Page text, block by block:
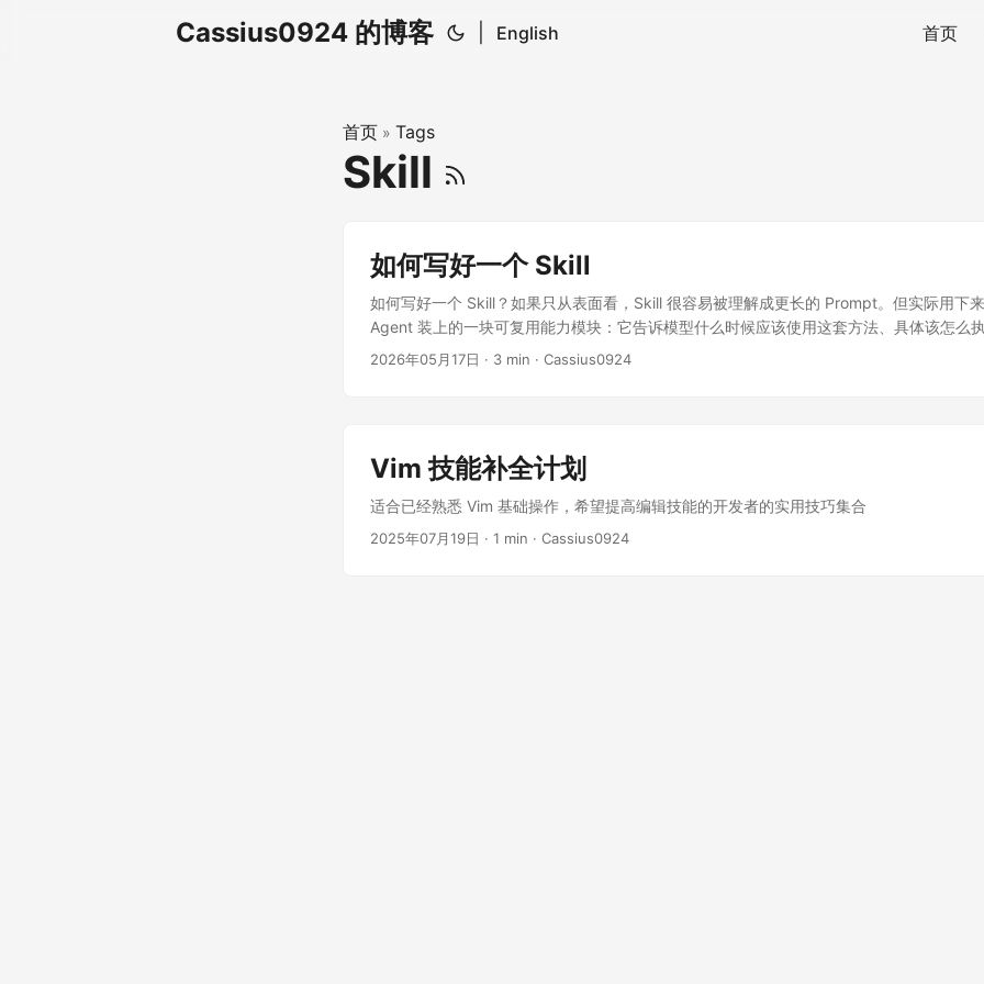
Cassius0924 的博客 English 首页
首页 » Tags
Skill
如何写好一个 Skill
如何写好一个 Skill？如果只从表面看，Skill 很容易被理解成更长的 Prompt。但实际用下
Agent 装上的一块可复用能力模块：它告诉模型什么时候应该使用这套方法、具体该怎么
程度算完成、如何验证自己做对了。 因此，写好一个 Skill 的关键，不是把经验全部塞进
scripts/ ├── references/ └── assets/ 这个结构背后有一个很重要的设计思想：渐进式披
时不会把所有 Skill 的完整内容都塞进上下文，而是只读取每个 Skill 的 name 和
配某个 Skill 的描述时，Agent 才会加载完整的 SKILL.md。如果执行过程中还需要更详细
取 references/、assets/ 或执行 scripts/ 里的内容。 所以，Skill 的第一个门槛不是“内容写
2026年05月17日 · 3 min · Cassius0924
Vim 技能补全计划
适合已经熟悉 Vim 基础操作，希望提高编辑技能的开发者的实用技巧集合
2025年07月19日 · 1 min · Cassius0924